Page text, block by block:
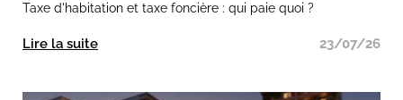
Taxe d'habitation et taxe foncière : qui paie quoi ?
Lire la suite 23/07/26